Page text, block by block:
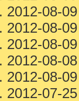
2012-08-
2012-08-
2012-08-
2012-08-
2012-08-
2012-07-